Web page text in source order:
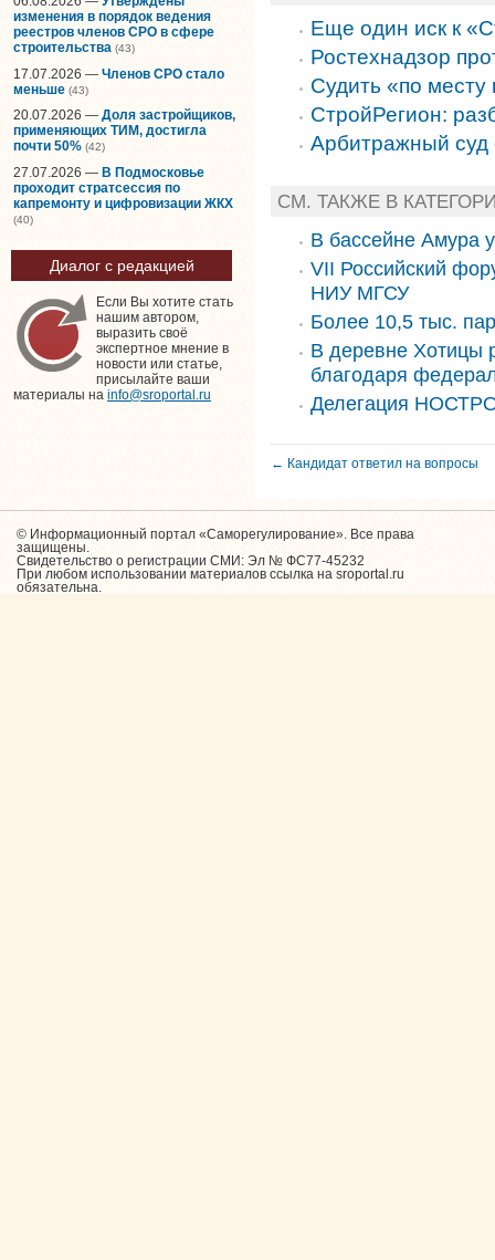
изменения в порядок ведения
реестров членов СРО в сфере
строительства (43)
17.07.2026 — Членов СРО стало
меньше (43)
20.07.2026 — Доля застройщиков,
применяющих ТИМ, достигла
почти 50% (42)
27.07.2026 — В Подмосковье
проходит стратсессия по
капремонту и цифровизации ЖКХ
(40)
Диалог с редакцией
Если Вы хотите стать
нашим автором,
выразить своё
экспертное мнение в
новости или статье,
присылайте ваши
материалы на info@sroportal.ru
Еще один иск к
Ростехнадзор
Судить «по
СтройРегион:
Арбитражный суд
СМ. ТАКЖЕ В
В бассейне Амура
VII Российский
НИУ МГСУ
Более 10,5 тыс.
В деревне Хотицы
благодаря
Делегация
← Кандидат ответил на вопросы
© Информационный портал «Саморегулирование». Все права
защищены.
Свидетельство о регистрации СМИ: Эл № ФС77-45232
При любом использовании материалов ссылка на sroportal.ru
обязательна.